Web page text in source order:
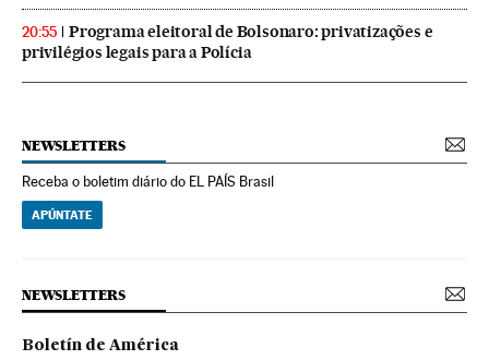
20:55
Programa eleitoral de Bolsonaro: privatizações e
privilégios legais para a Polícia
NEWSLETTERS
Receba o boletim diário do EL PAÍS Brasil
APÚNTATE
NEWSLETTERS
Boletín de América